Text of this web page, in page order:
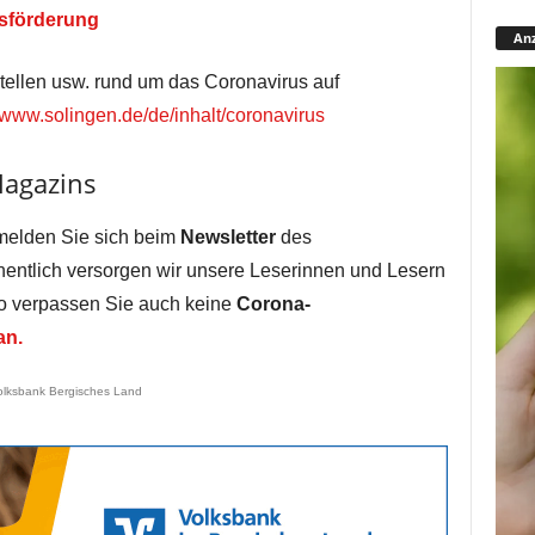
usw. rund um das Coronavirus auf
de/inhalt/coronavirus
Sie sich beim Newsletterdes
versorgen wir unsere Leserinnen und Lesern
verpassen Sie auch keine Corona-
Bergisches Land